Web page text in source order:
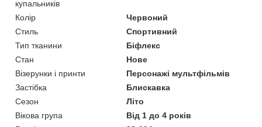
купальників
Колір
Червоний
Стиль
Спортивний
Тип тканини
Біфлекс
Стан
Нове
Візерунки і принти
Персонажі мультфільмів
Застібка
Блискавка
Сезон
Літо
Вікова група
Від 1 до 4 років